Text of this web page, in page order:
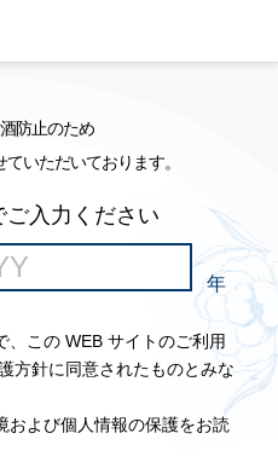
防止のため
いただいております。
入力ください
年
、この WEB サイトのご利用
方針に同意されたものとみな
および個人情報の保護をお読